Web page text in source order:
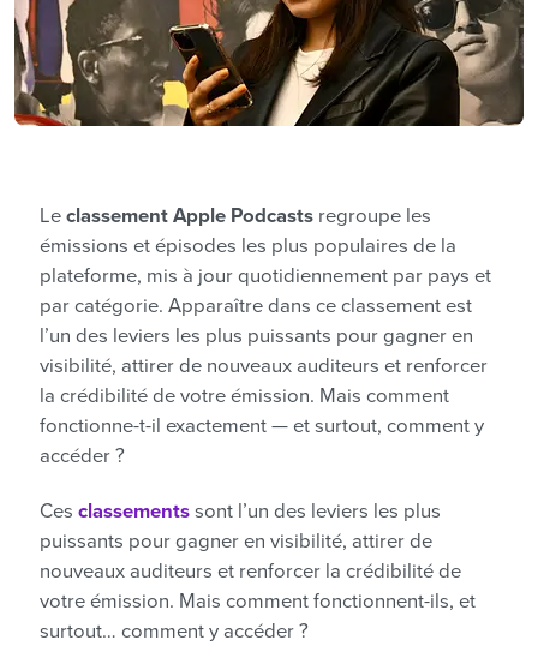
Le classement Apple Podcasts regroupe les
émissions et épisodes les plus populaires de la
plateforme, mis à jour quotidiennement par pays et
par catégorie. Apparaître dans ce classement est
l’un des leviers les plus puissants pour gagner en
visibilité, attirer de nouveaux auditeurs et renforcer
la crédibilité de votre émission. Mais comment
fonctionne-t-il exactement — et surtout, comment y
accéder ?
Ces classements sont l’un des leviers les plus
puissants pour gagner en visibilité, attirer de
nouveaux auditeurs et renforcer la crédibilité de
votre émission. Mais comment fonctionnent-ils, et
surtout… comment y accéder ?